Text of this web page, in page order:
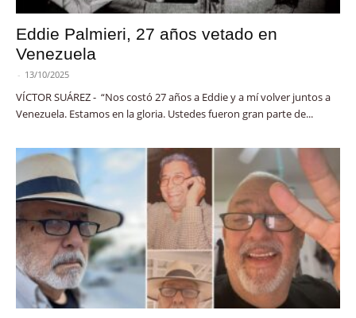
Eddie Palmieri, 27 años vetado en
Venezuela
- 13/10/2025
VÍCTOR SUÁREZ - “Nos costó 27 años a Eddie y a mí volver juntos a
Venezuela. Estamos en la gloria. Ustedes fueron gran parte de...